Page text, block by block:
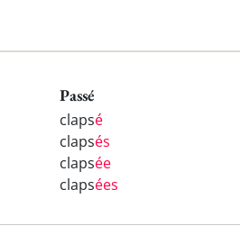
Passé
clapsé
clapsés
clapsée
clapsées